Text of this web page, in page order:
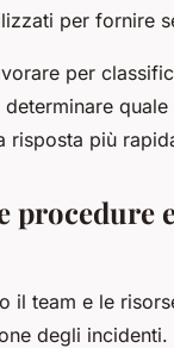
per fornire
per
risposta più
il team e le
degli